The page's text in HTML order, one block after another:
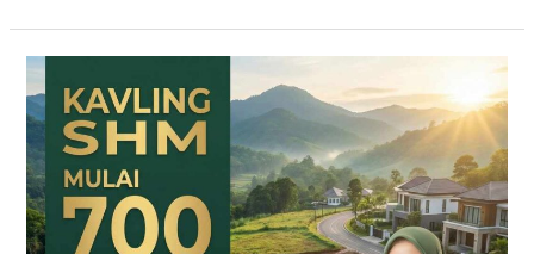
HARMONI
PRIME
EAST
BOGOR
–
KAVLING
SHM